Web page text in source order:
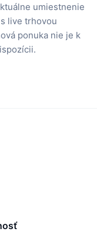
umiestnenie
live trhovou
ponuka nie je k